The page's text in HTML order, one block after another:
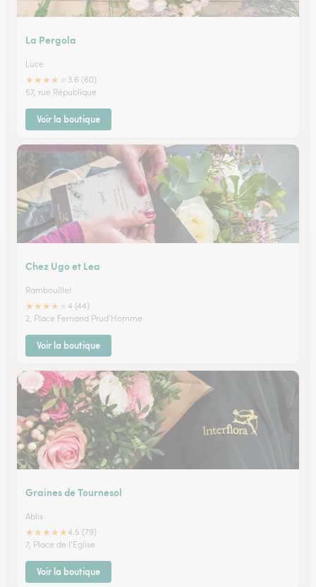
La Pergola
Luce
★★★★
3.6 (60)
57, rue République
Voir la boutique
Chez Ugo et Lea
Rambouillet
★★★★
4 (44)
2, Place Fernand Prud'Homme
Voir la boutique
Graines de Tournesol
Ablis
★★★★★4.5 (79)
7, Place de l'Eglise
Voir la boutique